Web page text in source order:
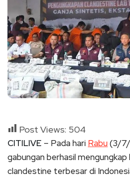
Post Views: 504
CITILIVE – Pada hari Rabu(3/
gabungan berhasil
clandestine terbesar di